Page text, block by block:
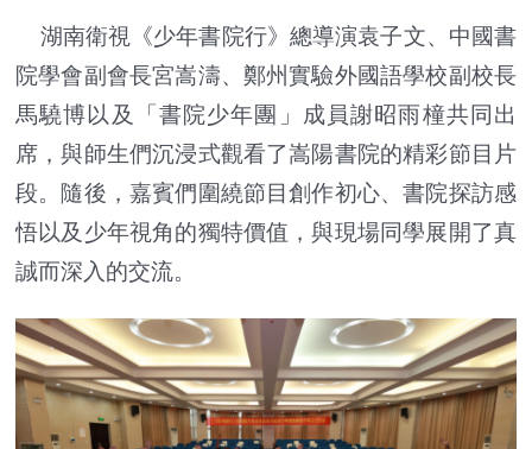
湖南衛視《少年書院行》總導演袁子文、中國書
院學會副會長宮嵩濤、鄭州實驗外國語學校副校長
馬驍博以及「書院少年團」成員謝昭雨橦共同出
席，與師生們沉浸式觀看了嵩陽書院的精彩節目片
段。隨後，嘉賓們圍繞節目創作初心、書院探訪感
悟以及少年視角的獨特價值，與現場同學展開了真
誠而深入的交流。